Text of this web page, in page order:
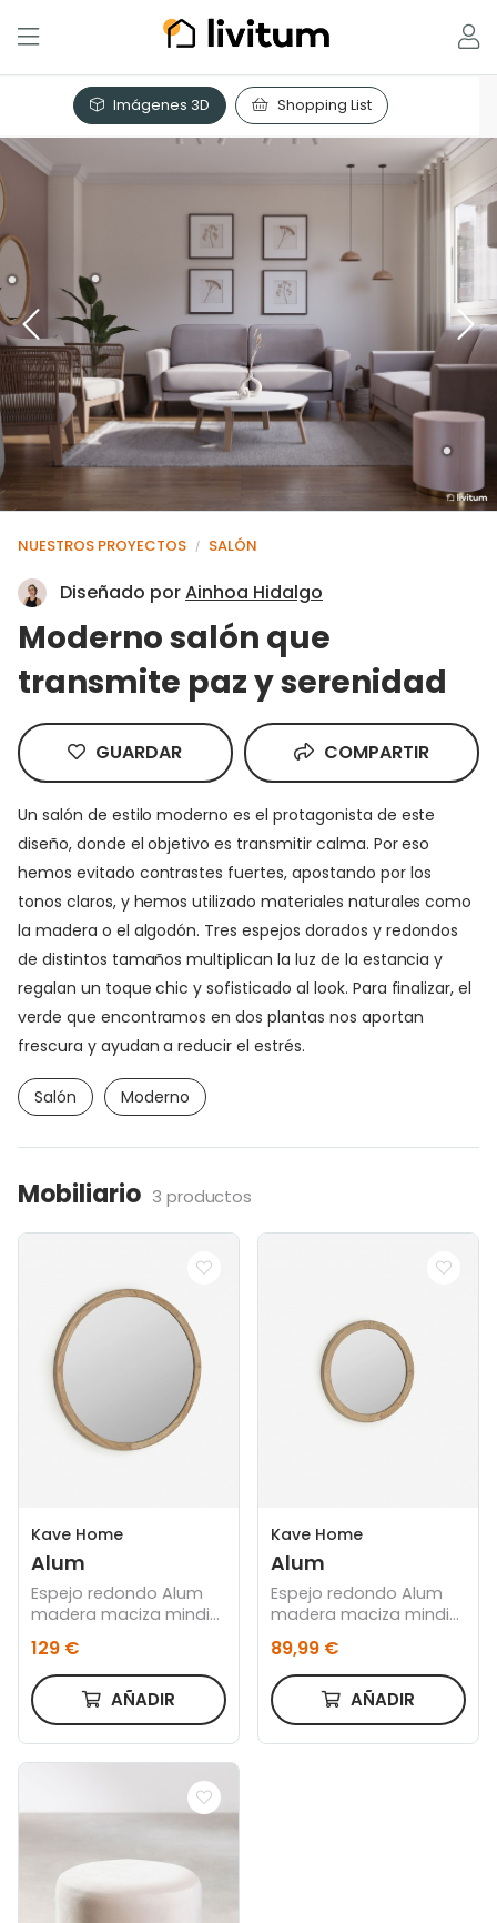
Imágenes 3D Shopping List
NUESTROS PROYECTOS / SALÓN
Diseñado porAinhoa Hidalgo
Moderno salón que
transmite paz y serenidad
GUARDAR COMPARTIR
Un salón de estilo moderno es el protagonista de este
diseño, donde el objetivo es transmitir calma. Por eso
hemos evitado contrastes fuertes, apostando por los
tonos claros, y hemos utilizado materiales naturales como
la madera o el algodón. Tres espejos dorados y redondos
de distintos tamaños multiplican la luz de la estancia y
regalan un toque chic y sofisticado al look. Para finalizar, el
verde que encontramos en dos plantas nos aportan
frescura y ayudan a reducir el estrés.
Salón Moderno
Mobiliario 3 productos
Kave Home
Alum
Espejo redondo Alum
madera maciza mindi
129 €
AÑADIR
Kave Home
Alum
Espejo redondo Alum
madera maciza mindi
89,99 €
AÑADIR